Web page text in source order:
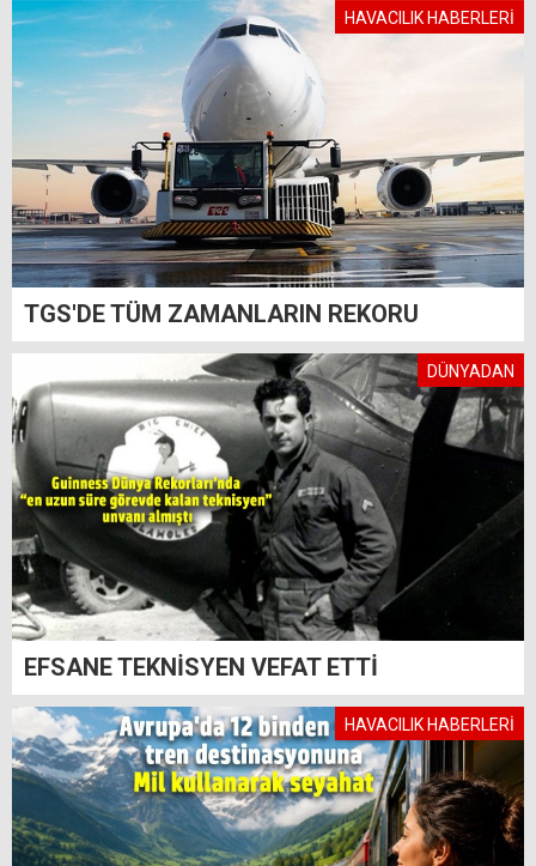
HAVACILIK HABERLERİ
TGS'DE TÜM ZAMANLARIN REKORU
DÜNYADAN
EFSANE TEKNİSYEN VEFAT ETTİ
HAVACILIK HABERLERİ